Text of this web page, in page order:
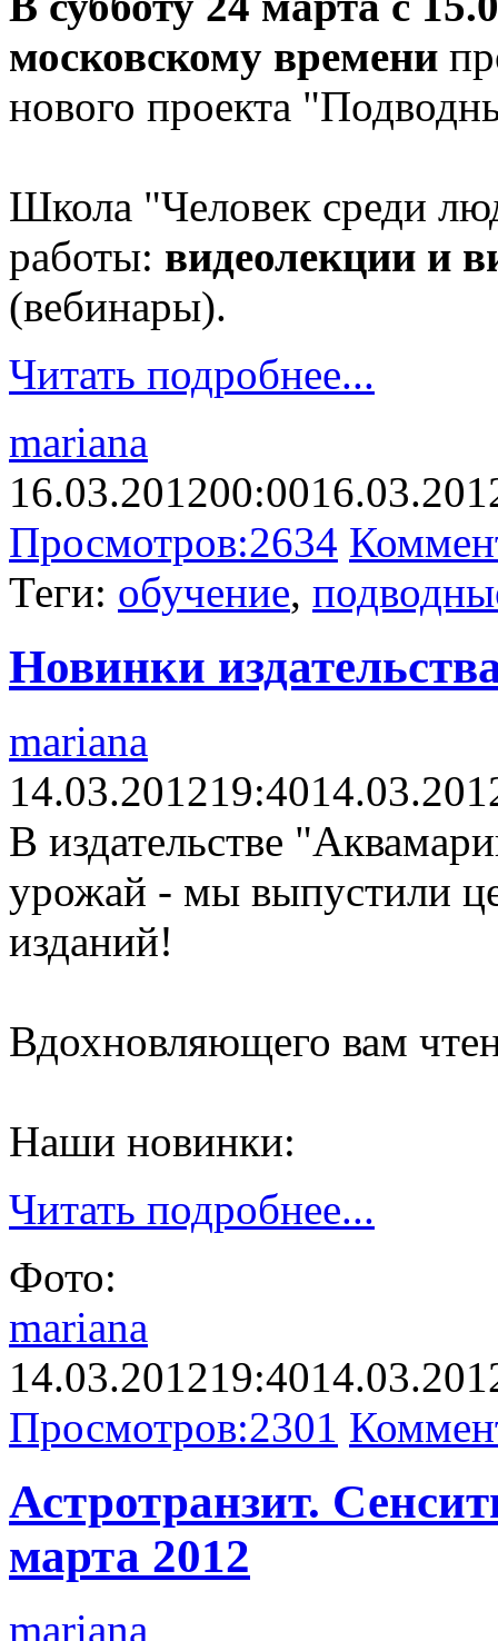
московскому времени
нового проекта
Школа "Человек среди
работы: видеолекции и
(вебинары).
Читать подробнее...
mariana
16.03.201200:00
Просмотров:2634
Теги: обучение,
Новинки
mariana
14.03.201219:40
В издательстве
урожай - мы выпустили
изданий!
Вдохновляющего вам
Наши новинки:
Читать подробнее...
Фото:
mariana
14.03.201219:40
Просмотров:2301
Астротранзит.
марта 2012
mariana